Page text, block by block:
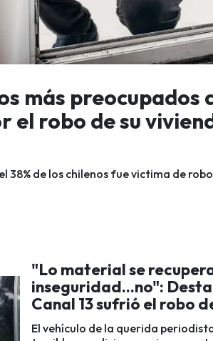
más preocupados
el robo de su
38% de los chilenos fue victima de
"Lo material se
inseguridad...no":
Canal 13 sufrió el robo
El vehículo de la querida